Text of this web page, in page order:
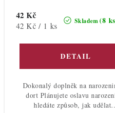
Skladem(8
42 Kč
Měrná
42 Kč / 1 ks
Dokonalý doplněk na
dort Plánujete oslavu
hledáte způsob, jak